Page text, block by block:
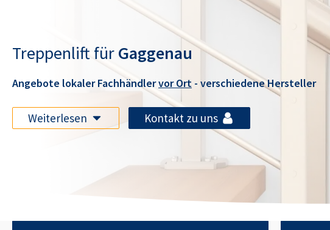
Treppenlift fürGaggenau
Angebote lokaler Fachhändlervor Ort - verschiedene Hersteller
Weiterlesen Kontakt zu uns